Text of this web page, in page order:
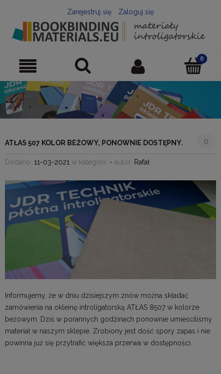
Zarejestruj się Zaloguj się
ATŁAS 507 KOLOR BEŻOWY, PONOWNIE DOSTĘPNY. 0
Dodano: 11-03-2021 w kategorii: - autor: Rafał
Informujemy, że w dniu dzisiejszym znów można składać
zamówienia na okleinę introligatorską ATŁAS 8507 w kolorze
beżowym. Dziś w porannych godzinach ponownie umieściliśmy
materiał w naszym sklepie. Zrobiony jest dość spory zapas i nie
powinna już się przytrafić większa przerwa w dostępności.